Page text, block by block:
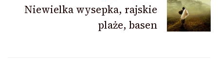
Niewielka wysepka, rajskie
plaże, basen